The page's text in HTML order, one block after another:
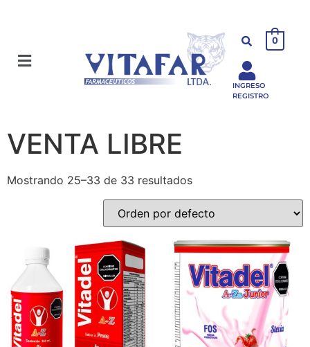
0
INGRESO
REGISTRO
VENTA LIBRE
Mostrando 25–33 de 33 resultados